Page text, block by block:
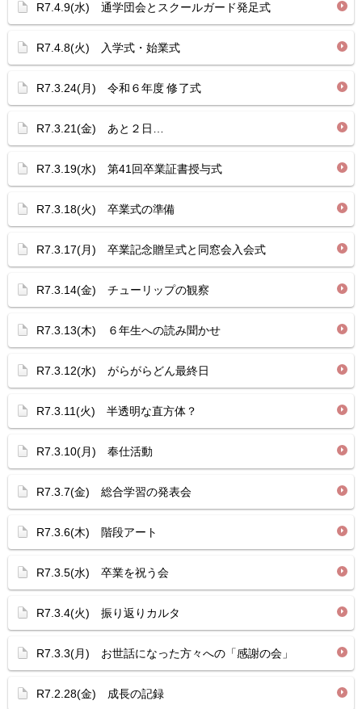
R7.4.9(水) 通学団会とスクールガード発足式
R7.4.8(火) 入学式・始業式
R7.3.24(月) 令和６年度 修了式
R7.3.21(金) あと２日…
R7.3.19(水) 第41回卒業証書授与式
R7.3.18(火) 卒業式の準備
R7.3.17(月) 卒業記念贈呈式と同窓会入会式
R7.3.14(金) チューリップの観察
R7.3.13(木) ６年生への読み聞かせ
R7.3.12(水) がらがらどん最終日
R7.3.11(火) 半透明な直方体？
R7.3.10(月) 奉仕活動
R7.3.7(金) 総合学習の発表会
R7.3.6(木) 階段アート
R7.3.5(水) 卒業を祝う会
R7.3.4(火) 振り返りカルタ
R7.3.3(月) お世話になった方々への「感謝の会」
R7.2.28(金) 成長の記録